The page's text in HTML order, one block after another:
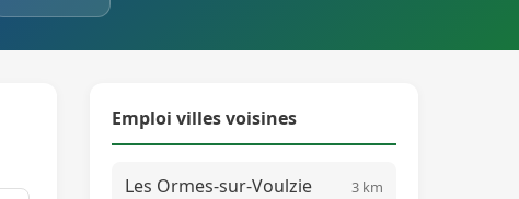
Emploi villes voisines
Les Ormes-sur-Voulzie 3 km